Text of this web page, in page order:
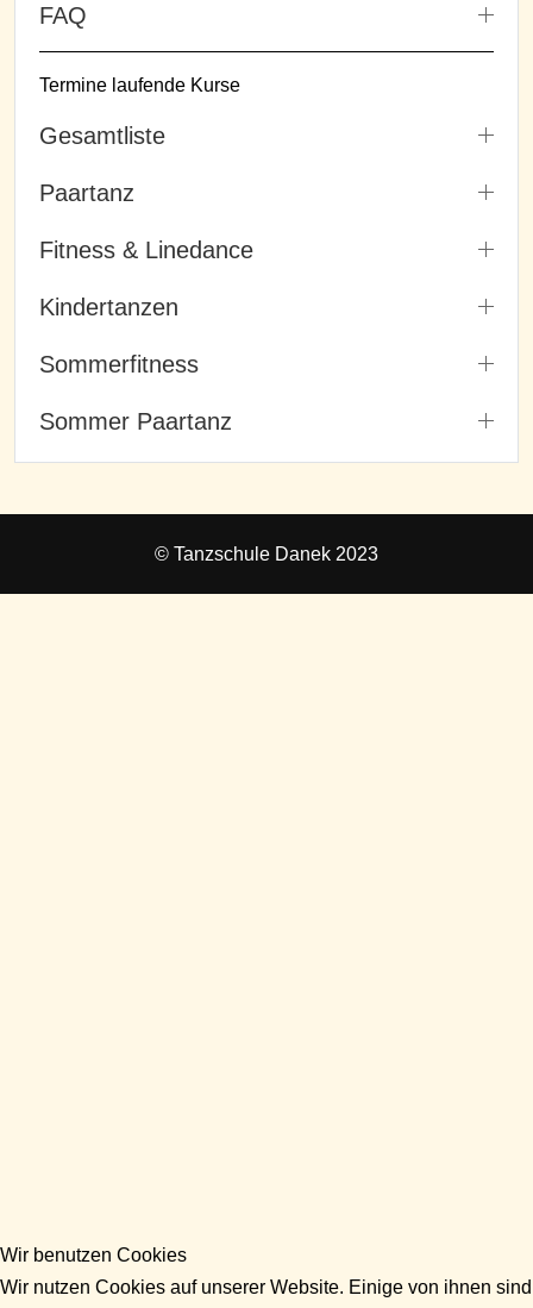
FAQ
Termine laufende Kurse
Gesamtliste
Paartanz
Fitness & Linedance
Kindertanzen
Sommerfitness
Sommer Paartanz
© Tanzschule Danek 2023
Wir benutzen Cookies
Wir nutzen Cookies auf unserer Website. Einige von ihnen sind